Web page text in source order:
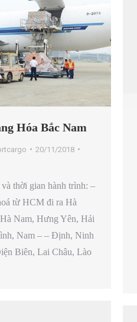
Hóa Bắc Nam
20/11/2018
thời gian hành trình: –
từ HCM đi ra Hà
Nam, Hưng Yên, Hải
Nam – – Định, Ninh
Biên, Lai Châu, Lào